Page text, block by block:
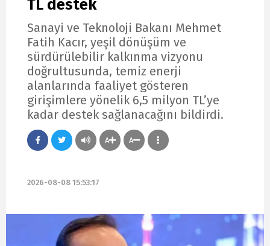
TL destek
Sanayi ve Teknoloji Bakanı Mehmet
Fatih Kacır, yeşil dönüşüm ve
sürdürülebilir kalkınma vizyonu
doğrultusunda, temiz enerji
alanlarında faaliyet gösteren
girişimlere yönelik 6,5 milyon TL’ye
kadar destek sağlanacağını bildirdi.
A A
2026-08-08 15:53:17